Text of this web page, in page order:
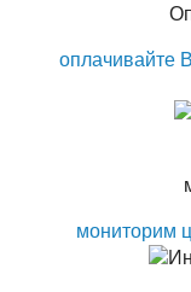
оплачивайте
мониторим